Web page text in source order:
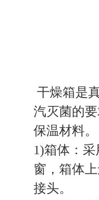
干燥箱是
汽灭菌的
保温材料。
1)箱体：
窗，箱体
接头。